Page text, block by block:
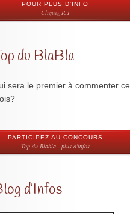
POUR PLUS D'INFO
Cliquez ICI
du BlaBla
sera le premier à commenter ce
PARTICIPEZ AU CONCOURS
Top du Blabla - plus d'infos
d’Infos